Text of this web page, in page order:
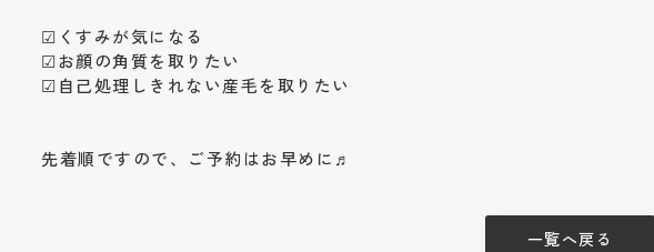
☑くすみが気になる
☑お顔の角質を取りたい
☑自己処理しきれない産毛を取りたい
先着順ですので、ご予約はお早めに♬
一覧へ戻る